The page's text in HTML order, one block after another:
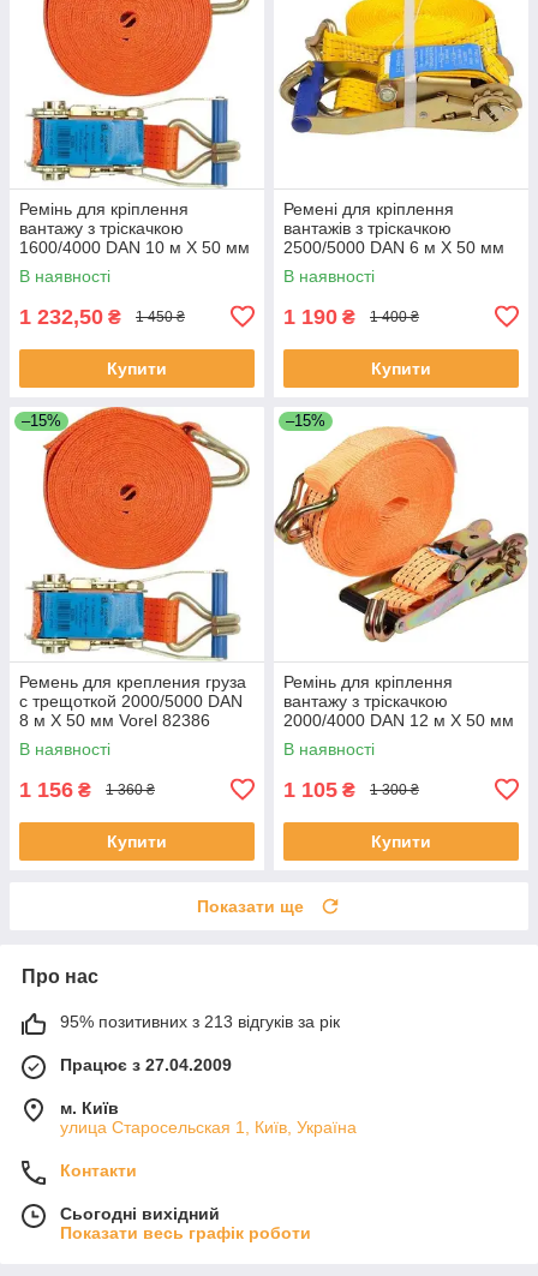
Ремінь для кріплення
вантажу з тріскачкою
1600/4000 DAN 10 м Х 50 мм
Vorel 82375 (Польща)
В наявності
1 232,50 ₴ 1 450 ₴
Купити
Ремені для кріплення
вантажів з тріскачкою
2500/5000 DAN 6 м Х 50 мм
Vorel 82392 (Польща)
В наявності
1 190 ₴ 1 400 ₴
Купити
–15%
Ремень для крепления груза
с трещоткой 2000/5000 DAN
8 м Х 50 мм Vorel 82386
(Польша)
В наявності
1 156 ₴ 1 360 ₴
Купити
–15%
Ремінь для кріплення
вантажу з тріскачкою
2000/4000 DAN 12 м Х 50 мм
Vorel 82412 (Польща)
В наявності
1 105 ₴ 1 300 ₴
Купити
Показати ще
Про нас
95% позитивних з 213 відгуків за рік
Працює з 27.04.2009
м. Київ
улица Старосельская 1, Київ, Україна
Контакти
Сьогодні вихідний
Показати весь графік роботи